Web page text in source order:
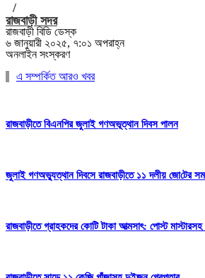
/
রাজবাড়ী সদর
রাজবাড়ী বিডি ডেস্ক
৬ জানুয়ারী ২০২৫, ৭:০১ অপরাহ্ন
অনলাইন সংস্করণ
এ সম্পর্কিত আরও খবর
রাজবাড়ীতে বিএন‌পির জুলাই গণঅভূত্থান দিবস পালন
জুলাই গণঅভ্যুত্থান দিবসে রাজবাড়ীতে ১১ দলীয় জো‌টের
রাজবাড়ীতে গ্রাহকদের কোটি টাকা আত্মসাৎ: পোস্ট